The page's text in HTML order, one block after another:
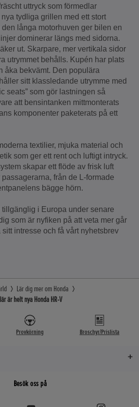
uttryck som förmedlar
nya tydliga grillen med ett stort
långa motorhuven ger bilen en
dominerar längs med sidorna.
ut. Skarpare, mer vertikala sidor
utrymmet behålls. Kupén har plats
åka bekvämt. Den populära
sitt klassledande utrymme med
seats” som gör lastningen så
att bensintanken mittmonterats
komponenter paketerats på ett
textilier, mjuka material och
som ger ett rent och luftigt intryck.
skapar ett flöde av frisk luft
från de L-formade
bägge hörn.
tillgänglig i Europa under senare
som är nyfiken på att veta mer går
intresse och få vårt nyhetsbrev
Lär dig mer om Honda
är helt nya Honda HR-V
Provkörning Broschyr/Prislista
Besök oss på